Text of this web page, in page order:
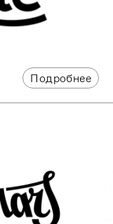
Подробнее